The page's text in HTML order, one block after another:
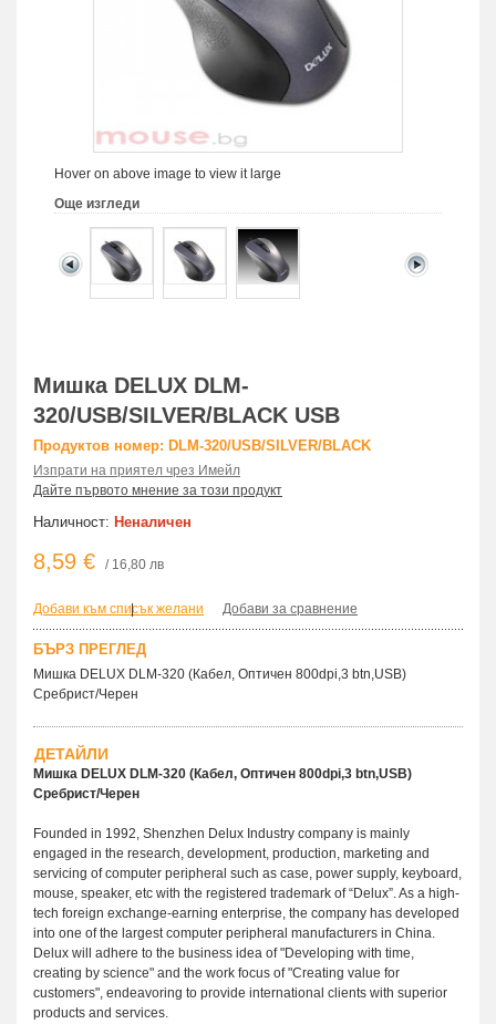
Hover on above image to view it large
Още изгледи
Мишка DELUX DLM-
320/USB/SILVER/BLACK USB
Продуктов номер: DLM-320/USB/SILVER/BLACK
Изпрати на приятел чрез Имейл
Дайте първото мнение за този продукт
Наличност: Неналичен
8,59 € / 16,80 лв
Добави към списък желани
| Добави за сравнение
БЪРЗ ПРЕГЛЕД
Мишка DELUX DLM-320 (Кабел, Оптичен 800dpi,3 btn,USB)
Сребрист/Черен
ДЕТАЙЛИ
Мишка DELUX DLM-320 (Кабел, Оптичен 800dpi,3 btn,USB)
Сребрист/Черен
Founded in 1992, Shenzhen Delux Industry company is mainly
engaged in the research, development, production, marketing and
servicing of computer peripheral such as case, power supply, keyboard,
mouse, speaker, etc with the registered trademark of “Delux”. As a high-
tech foreign exchange-earning enterprise, the company has developed
into one of the largest computer peripheral manufacturers in China.
Delux will adhere to the business idea of "Developing with time,
creating by science" and the work focus of "Creating value for
customers", endeavoring to provide international clients with superior
products and services.